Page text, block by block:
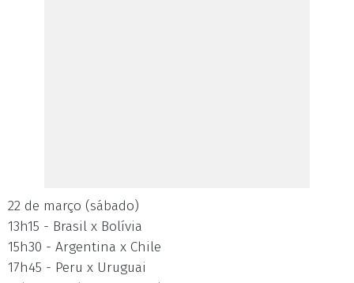
22 de março (sábado)
13h15 - Brasil x Bolívia
15h30 - Argentina x Chile
17h45 - Peru x Uruguai